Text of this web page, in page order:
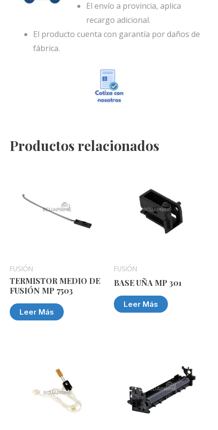
El envío a provincia, aplica
recargo adicional.
El producto cuenta con garantía por daños de
fábrica.
Productos relacionados
FUSIÓN
TERMISTOR MEDIO DE
FUSIÓN MP 7503
Leer Más
FUSIÓN
BASE UÑA MP 301
Leer Más